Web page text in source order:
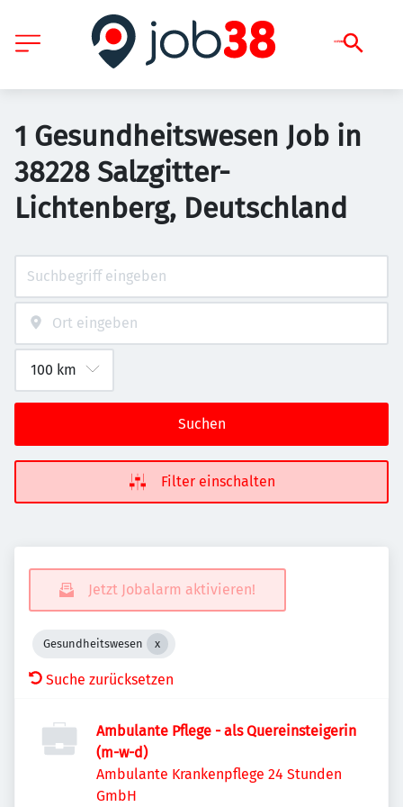
1 Gesundheitswesen Job in
38228 Salzgitter-
Lichtenberg, Deutschland
Suchen
Filter einschalten
Jetzt Jobalarm aktivieren!
Gesundheitswesen
Suche zurücksetzen
Ambulante Pflege - als Quereinsteigerin
(m-w-d)
Ambulante Krankenpflege 24 Stunden
GmbH